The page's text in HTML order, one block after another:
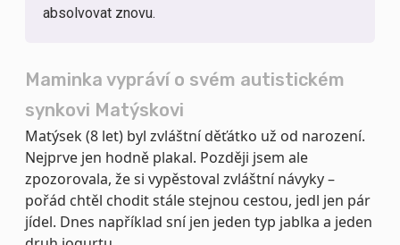
absolvovat znovu.
Maminka vypráví o svém autistickém
synkovi Matýskovi
Matýsek (8 let) byl zvláštní děťátko už od narození.
Nejprve jen hodně plakal. Později jsem ale
zpozorovala, že si vypěstoval zvláštní návyky –
pořád chtěl chodit stále stejnou cestou, jedl jen pár
jídel. Dnes například sní jen jeden typ jablka a jeden